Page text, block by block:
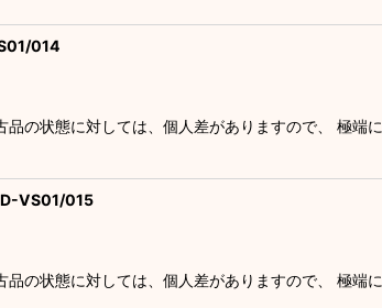
014
の状態に対しては、個人差がありますので、 極
D-VS01/015
の状態に対しては、個人差がありますので、 極